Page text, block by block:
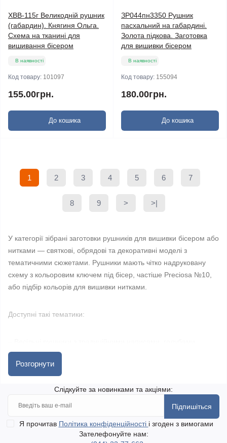
ХВВ-115г Великодній рушник
(габардин). Княгиня Ольга.
Схема на тканині для
вишивання бісером
В наявності
Код товару: 101097
155.00грн.
До кошика
ЗР044пн3350 Рушник
пасхальний на габардині.
Золота підкова. Заготовка
для вишивки бісером
В наявності
Код товару: 155094
180.00грн.
До кошика
1 2 3 4 5 6 7
8 9 > >|
У категорії зібрані заготовки рушників для вишивки бісером або
нитками — святкові, обрядові та декоративні моделі з
тематичними сюжетами. Рушники мають чітко надруковану
схему з кольоровим ключем під бісер, частіше Preciosa №10,
або підбір кольорів для вишивки нитками.
Доступні такі тематики:
серцями, виноградом, калиновим листям;
хрестами, надписами Христос Воскрес;
– Спаські рушники з яблуками, виноградом, медом і колоссям;
Розгорнути
Слідкуйте за новинками та акціями:
Підпишіться
Я прочитав Політика конфіденційності і згоден з вимогами
Зателефонуйте нам: